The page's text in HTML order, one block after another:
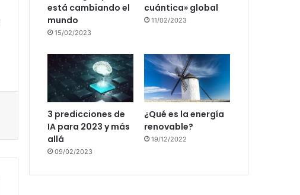
está cambiando el
mundo
15/02/2023
cuántica» global
11/02/2023
3 predicciones de
IA para 2023 y más
allá
09/02/2023
¿Qué es la energía
renovable?
19/12/2022